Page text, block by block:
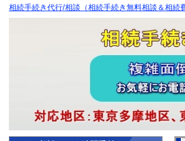
相続手続き代行/相談（相続手続き無料相談＆相続